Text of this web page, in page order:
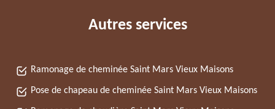
Autres services
Ramonage de cheminée Saint Mars Vieux Maisons
Pose de chapeau de cheminée Saint Mars Vieux Maisons